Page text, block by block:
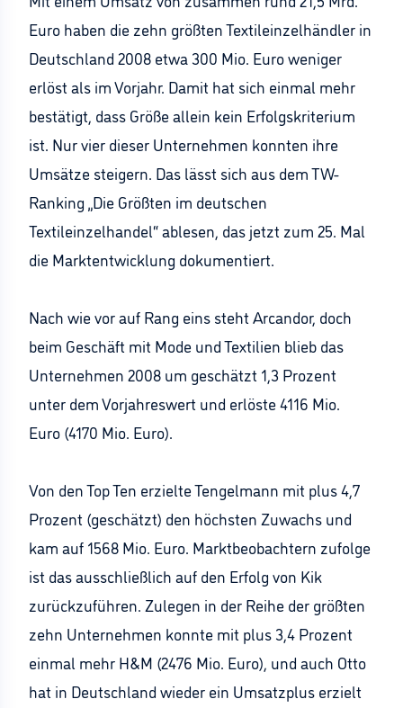
Euro haben die zehn größten Textileinzelhändler in
Deutschland 2008 etwa 300 Mio. Euro weniger
erlöst als im Vorjahr. Damit hat sich einmal mehr
bestätigt, dass Größe allein kein Erfolgskriterium
ist. Nur vier dieser Unternehmen konnten ihre
Umsätze steigern. Das lässt sich aus dem TW-
Ranking „Die Größten im deutschen
Textileinzelhandel“ ablesen, das jetzt zum 25. Mal
die Marktentwicklung dokumentiert.
Nach wie vor auf Rang eins steht Arcandor, doch
beim Geschäft mit Mode und Textilien blieb das
Unternehmen 2008 um geschätzt 1,3 Prozent
unter dem Vorjahreswert und erlöste 4116 Mio.
Euro (4170 Mio. Euro).
Von den Top Ten erzielte Tengelmann mit plus 4,7
Prozent (geschätzt) den höchsten Zuwachs und
kam auf 1568 Mio. Euro. Marktbeobachtern zufolge
ist das ausschließlich auf den Erfolg von Kik
zurückzuführen. Zulegen in der Reihe der größten
zehn Unternehmen konnte mit plus 3,4 Prozent
einmal mehr H&M (2476 Mio. Euro), und auch Otto
hat in Deutschland wieder ein Umsatzplus erzielt